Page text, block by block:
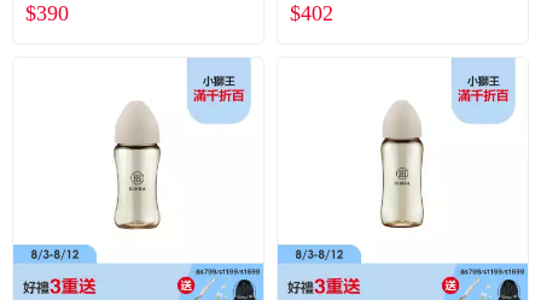
PPSU寬口防脹氣奶瓶2
$390
管把手防脹氣奶瓶200m
$402